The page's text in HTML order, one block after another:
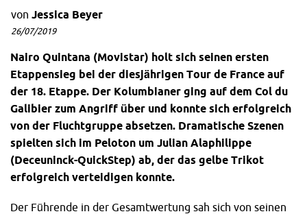
von Jessica Beyer
26/07/2019
Nairo Quintana (Movistar) holt sich seinen ersten
Etappensieg bei der diesjährigen Tour de France auf
der 18. Etappe. Der Kolumbianer ging auf dem Col du
Galibier zum Angriff über und konnte sich erfolgreich
von der Fluchtgruppe absetzen. Dramatische Szenen
spielten sich im Peloton um Julian Alaphilippe
(Deceuninck-QuickStep) ab, der das gelbe Trikot
erfolgreich verteidigen konnte.
Der Führende in der Gesamtwertung sah sich von seinen